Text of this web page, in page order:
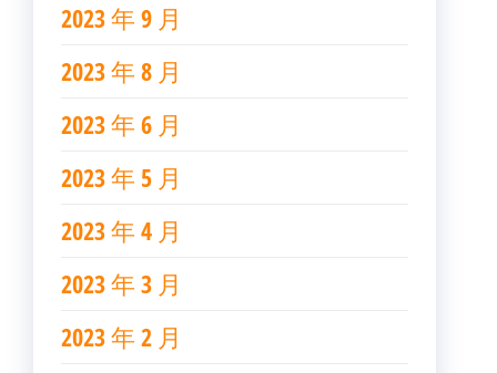
2023 年 9 月
2023 年 8 月
2023 年 6 月
2023 年 5 月
2023 年 4 月
2023 年 3 月
2023 年 2 月